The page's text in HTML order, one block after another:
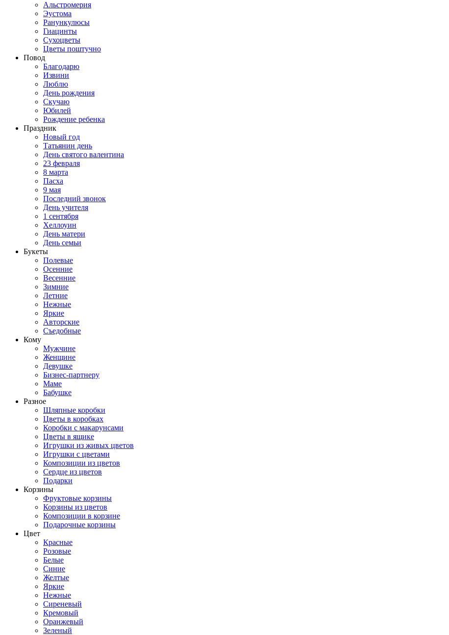
Альстромерия
Эустома
Ранункулюсы
Гиацинты
Сухоцветы
Цветы поштучно
Повод
Благодарю
Извини
Люблю
День рождения
Скучаю
Юбилей
Рождение ребенка
Праздник
Новый год
Татьянин день
День святого валентина
23 февраля
8 марта
Пасха
9 мая
Последний звонок
День учителя
1 сентября
Хеллоуин
День матери
День семьи
Букеты
Полевые
Осенние
Весенние
Зимние
Летние
Нежные
Яркие
Авторские
Съедобные
Кому
Мужчине
Женщине
Девушке
Бизнес-партнеру
Маме
Бабушке
Разное
Шляпные коробки
Цветы в коробках
Коробки с макарунсами
Цветы в ящике
Игрушки из живых цветов
Игрушки с цветами
Композиции из цветов
Сердце из цветов
Подарки
Корзины
Фруктовые корзины
Корзины из цветов
Композиции в корзине
Подарочные корзины
Цвет
Красные
Розовые
Белые
Синие
Желтые
Яркие
Нежные
Сиреневый
Кремовый
Оранжевый
Зеленый